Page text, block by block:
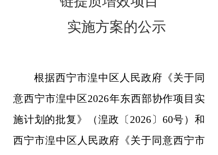
实施方案的公示
根据西宁市湟中区人民政府《关于同
意西宁市湟中区2026年东西部协作项目实
施计划的批复》（湟政 〔 2026 〕 60号） 和
西宁市湟中区人民政府《关于同意西宁市